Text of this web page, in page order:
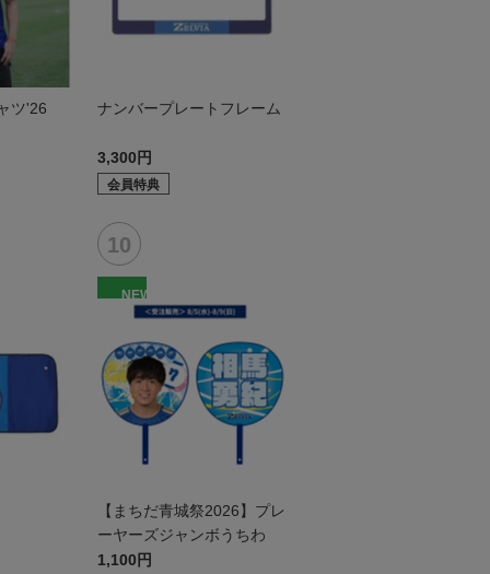
ツ'26 ナンバープレートフレーム
3,300円
会員特典
NEW
【まちだ青城祭2026】プレ
ーヤーズジャンボうちわ
1,100円